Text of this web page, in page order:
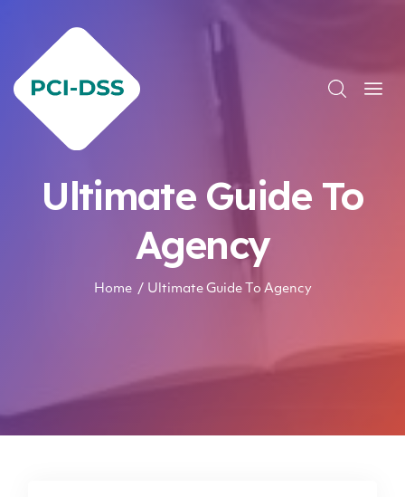
Ultimate Guide To
Agency
Home Ultimate Guide To Agency